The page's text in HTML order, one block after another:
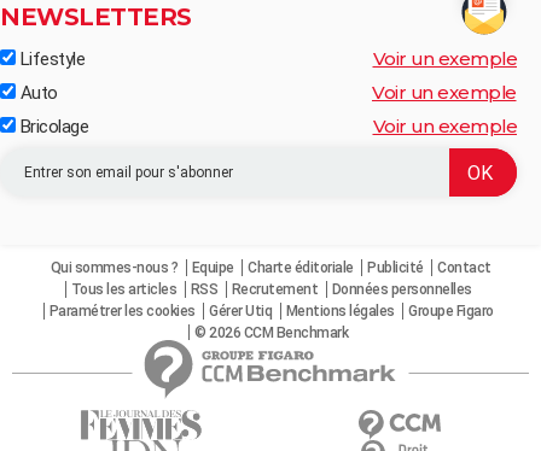
NEWSLETTERS
Lifestyle Voir un exemple
Auto Voir un exemple
Bricolage Voir un exemple
Qui sommes-nous ? Equipe Charte éditoriale Publicité
Contact
Tous les articles
RSS Recrutement
Données personnelles
Paramétrer les cookies
Gérer Utiq Mentions légales
Groupe Figaro
© 2026 CCM Benchmark